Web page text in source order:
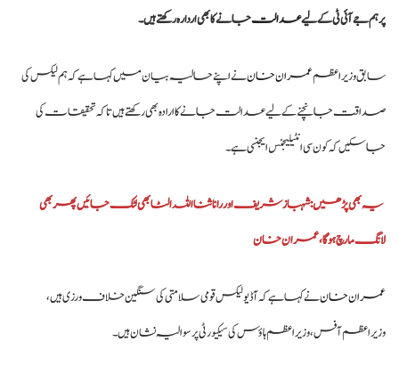
وزیراعظم شہباز شریف کا وفاقی وزارتوں اور ڈویژنز کی کارکردگی کا جامع جائزہ لینے کا
فیصلہ
پر ہم جے آئی ٹی کے لیےعدالتجانے کا بھی اردارہ رکھتے ہیں۔
سابق وزیر اعظمعمران خاننے اپنے حالیہ بیان میں کہا ہے کہ ہم لیکس کی
صداقت جانچنے کے لیے عدالت جانے کا ارادہ بھی رکھتے ہیں تا کہ تحقیقات کی
جاسکیں کہ کون سی انٹیلیجنس ایجنسی ہے۔
یہ بھی پڑھیں: شہبازشریف اور رانا ثنااللہ الٹا بھی لٹک جائیں پھربھی
لانگ مارچ ہوگا،عمران خان
عمران خاننے کہا ہے کہ آڈیو لیکس قومی سلامتی کی سنگین خلاف ورزی ہیں،
وزیراعظم آفس، وزیراعظم ہاؤس کی سیکیورٹی پر سوالیہ نشان ہیں۔